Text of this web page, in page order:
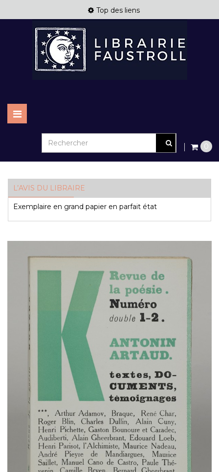
Top des liens
Basculer
la
navigation
0
L’AVIS DU LIBRAIRE
Exemplaire en grand papier en parfait état